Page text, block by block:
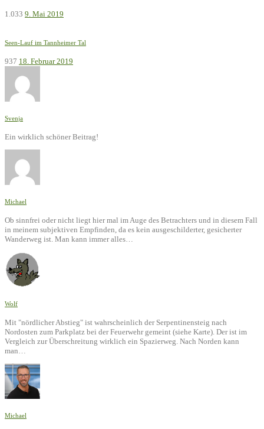
1.033 9. Mai 2019
Seen-Lauf im Tannheimer Tal
937 18. Februar 2019
Svenja
Ein wirklich schöner Beitrag!
Michael
Ob sinnfrei oder nicht liegt hier mal im Auge des Betrachters und in diesem Fall
in meinem subjektiven Empfinden, da es kein ausgeschilderter, gesicherter
Wanderweg ist. Man kann immer alles…
Wolf
Mit "nördlicher Abstieg" ist wahrscheinlich der Serpentinensteig nach
Nordosten zum Parkplatz bei der Feuerwehr gemeint (siehe Karte). Der ist im
Vergleich zur Überschreitung wirklich ein Spazierweg. Nach Norden kann
man…
Michael